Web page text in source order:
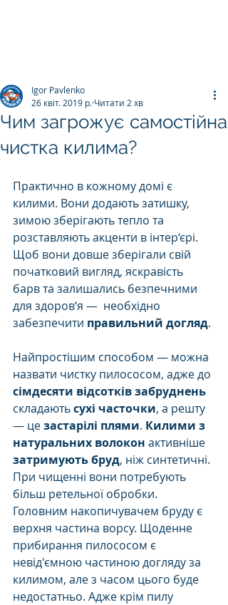
Чим загрожує самостійна
чистка килима?
Igor Pavlenko
26 квіт. 2019 р. Читати 2 хв
Практично в кожному домі є
килими. Вони додають затишку,
зимою зберігають тепло та
розставляють акценти в інтер‘єрі.
Щоб вони довше зберігали свій
початковий вигляд, яскравість
барв та залишались безпечними
для здоров‘я —  необхідно
забезпечити правильний догляд.
Найпростішим способом — можна
назвати чистку пилососом, адже до
сімдесяти відсотків забруднень
складають сухі часточки, а решту
— це застарілі плями. Килими з
натуральних волокон активніше
затримують бруд, ніж синтетичні.
При чищенні вони потребують
більш ретельної обробки.
Головним накопичувачем бруду є
верхня частина ворсу. Щоденне
прибирання пилососом є
невід'ємною частиною догляду за
килимом, але з часом цього буде
недостатньо. Адже крім пилу